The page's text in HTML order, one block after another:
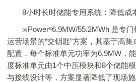
8小时长时储能专用系统：降低成
∞Power⁸6.9MW/55.2MWh 是专门
运营场景的“交钥匙”方案，其基于高
配置，每个标准单元功率为6.9MW，
度标准单元由1个中压模块和8个储能
与接线设计等，方案显著降低了现场